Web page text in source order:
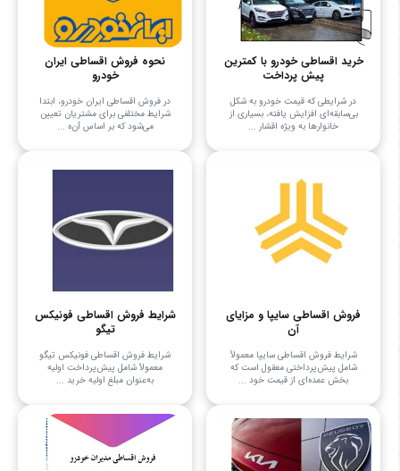
خرید اقساطی خودرو با کمترین
پیش پرداخت
در شرایطی که قیمت خودرو به شکل
بی‌سابقه‌ای افزایش یافته، بسیاری از
خانوارها به ویژه اقشار ...
نحوه فروش اقساطی ایران
خودرو
در فروش اقساطی ایران خودرو، ابتدا
شرایط مختلفی برای مشتریان تعیین
می‌شود که بر اساس آن‌ه ...
فروش اقساطی سایپا و مزایای
آن
شرایط فروش اقساطی سایپا معمولاً
شامل پیش‌پرداختی معقول است که
بخش عمده‌ای از قیمت خود ...
شرایط فروش اقساطی فونیکس
تیگو
شرایط فروش اقساطی فونیکس تیگو
معمولاً شامل پیش‌پرداخت اولیه
به‌عنوان مبلغ اولیه خرید ...